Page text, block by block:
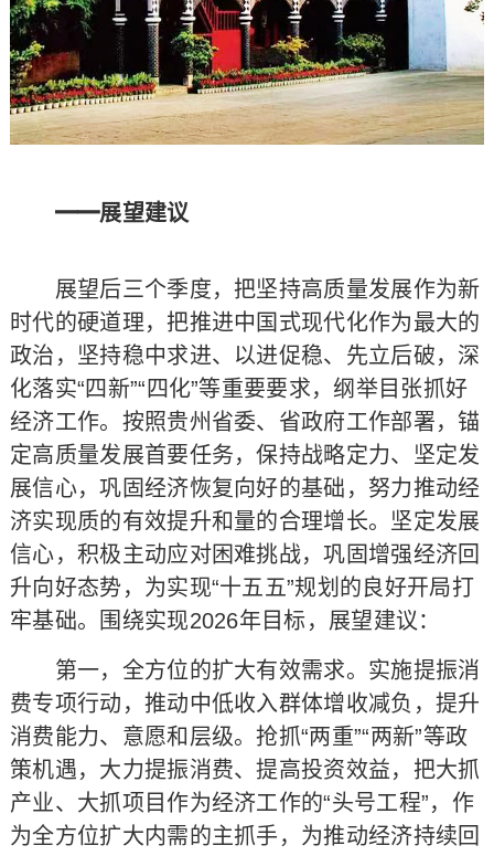
━━展望建议
展望后三个季度，把坚持高质量发展作为新
时代的硬道理，把推进中国式现代化作为最大的
政治，坚持稳中求进、以进促稳、先立后破，深
化落实“四新”“四化”等重要要求，纲举目张抓好
经济工作。按照贵州省委、省政府工作部署，锚
定高质量发展首要任务，保持战略定力、坚定发
展信心，巩固经济恢复向好的基础，努力推动经
济实现质的有效提升和量的合理增长。坚定发展
信心，积极主动应对困难挑战，巩固增强经济回
升向好态势，为实现“十五五”规划的良好开局打
牢基础。围绕实现2026年目标，展望建议：
第一，全方位的扩大有效需求。实施提振消
费专项行动，推动中低收入群体增收减负，提升
消费能力、意愿和层级。抢抓“两重”“两新”等政
策机遇，大力提振消费、提高投资效益，把大抓
产业、大抓项目作为经济工作的“头号工程”，作
为全方位扩大内需的主抓手，为推动经济持续回